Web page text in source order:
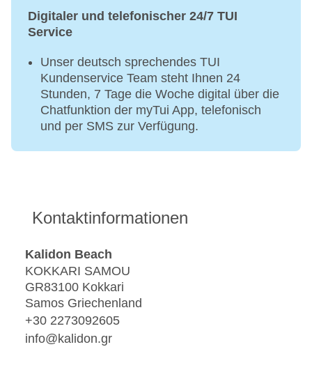
Digitaler und telefonischer 24/7 TUI
Service
Unser deutsch sprechendes TUI
Kundenservice Team steht Ihnen 24
Stunden, 7 Tage die Woche digital über die
Chatfunktion der myTui App, telefonisch
und per SMS zur Verfügung.
Kontaktinformationen
Kalidon Beach
KOKKARI SAMOU
GR83100 Kokkari
Samos Griechenland
+30 2273092605
info@kalidon.gr